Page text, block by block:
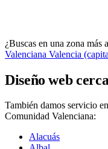
Quiero mi panel
¿Buscas en una zona más
Valenciana Valencia
Diseño web
También damos servicio
Comunidad Valenciana:
Alacuás